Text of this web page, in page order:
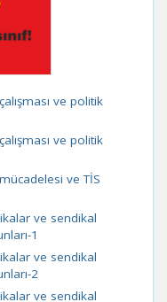
ve politik
ve politik
ve TİS
ve sendikal
1
ve sendikal
2
ve sendikal